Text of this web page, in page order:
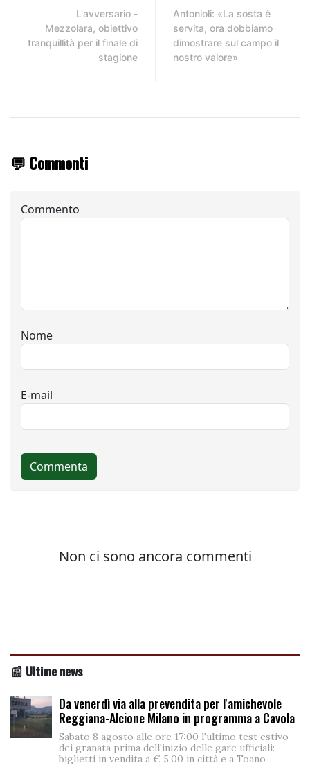
L'avversario -
Mezzolara, obiettivo
tranquillità per il finale di
stagione
Antonioli: «La sosta è
servita, ora dobbiamo
dimostrare sul campo il
nostro valore»
💬 Commenti
📰 Ultime news
Da venerdì via alla prevendita per l'amichevole
Reggiana-Alcione Milano in programma a Cavola
Sabato 8 agosto alle ore 17:00 l'ultimo test estivo
dei granata prima dell'inizio delle gare ufficiali:
biglietti in vendita a € 5,00 in città e a Toano